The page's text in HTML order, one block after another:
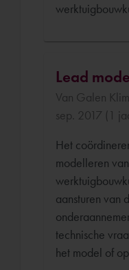
Lead
Van Galen
sep. 2017 (1
Het
modelleren
aansturen van
technische
het model of